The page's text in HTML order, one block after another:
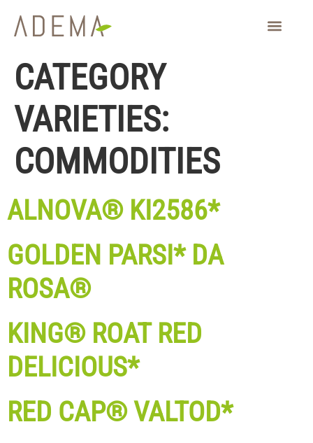
CATEGORY
VARIETIES:
COMMODITIES
ALNOVA® KI2586*
GOLDEN PARSI* DA
ROSA®
KING® ROAT RED
DELICIOUS*
RED CAP® VALTOD*